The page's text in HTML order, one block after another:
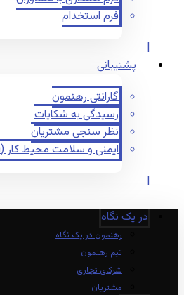
فرم استخدام
پشتیبانی
گارانتی رهنمون
رسیدگی به شکایات
نظر سنجی مشتریان
ایمنی و سلامت محیط کار (HSE Plan)
در یک نگاه
رهنمون در یک نگاه
تیم رهنمون
شرکای تجاری
مشتریان